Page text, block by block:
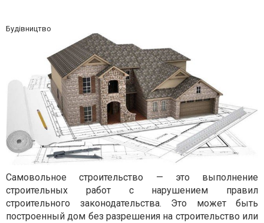
Будівництво
Самовольное строительство — это выполнение
строительных работ с нарушением правил
строительного законодательства. Это может быть
построенный дом без разрешения на строительство или